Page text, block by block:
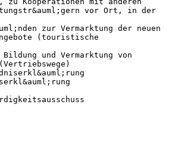
vor Ort, in der
zur Vermarktung der neuen
(touristische
und Vermarktung von